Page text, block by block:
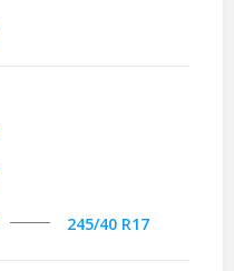
245/40 R17